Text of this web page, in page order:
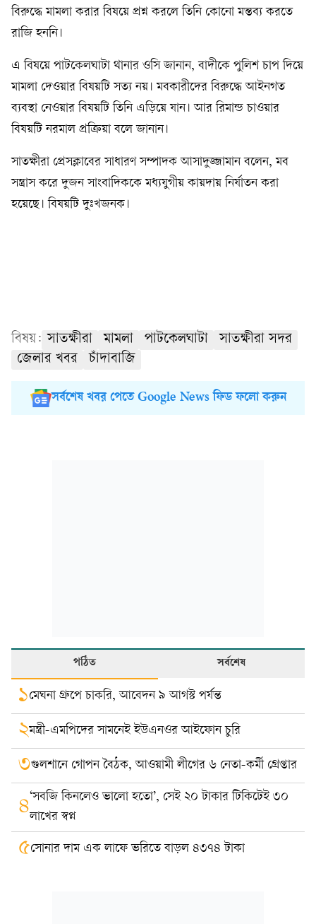
বিরুদ্ধে মামলা করার বিষয়ে প্রশ্ন করলে তিনি কোনো মন্তব্য করতে
রাজি হননি।
এ বিষয়ে পাটকেলঘাটা থানার ওসি জানান, বাদীকে পুলিশ চাপ দিয়ে
মামলা দেওয়ার বিষয়টি সত্য নয়। মবকারীদের বিরুদ্ধে আইনগত
ব্যবস্থা নেওয়ার বিষয়টি তিনি এড়িয়ে যান। আর রিমান্ড চাওয়ার
বিষয়টি নরমাল প্রক্রিয়া বলে জানান।
সাতক্ষীরা প্রেসক্লাবের সাধারণ সম্পাদক আসাদুজ্জামান বলেন, মব
সন্ত্রাস করে দুজন সাংবাদিককে মধ্যযুগীয় কায়দায় নির্যাতন করা
হয়েছে। বিষয়টি দুঃখজনক।
বিষয়: সাতক্ষীরা মামলা পাটকেলঘাটা
সাতক্ষীরা সদর
জেলার খবর
চাঁদাবাজি
সর্বশেষ খবর পেতে Google News ফিড ফলো করুন
পঠিত সর্বশেষ
১মেঘনা গ্রুপে চাকরি, আবেদন ৯ আগস্ট পর্যন্ত
২মন্ত্রী-এমপিদের সামনেই ইউএনওর আইফোন চুরি
৩গুলশানে গোপন বৈঠক, আওয়ামী লীগের ৬ নেতা-কর্মী গ্রেপ্তার
৪‘সবজি কিনলেও ভালো হতো’, সেই ২০ টাকার টিকিটেই ৩০
লাখের স্বপ্ন
৫সোনার দাম এক লাফে ভরিতে বাড়ল ৪৩৭৪ টাকা